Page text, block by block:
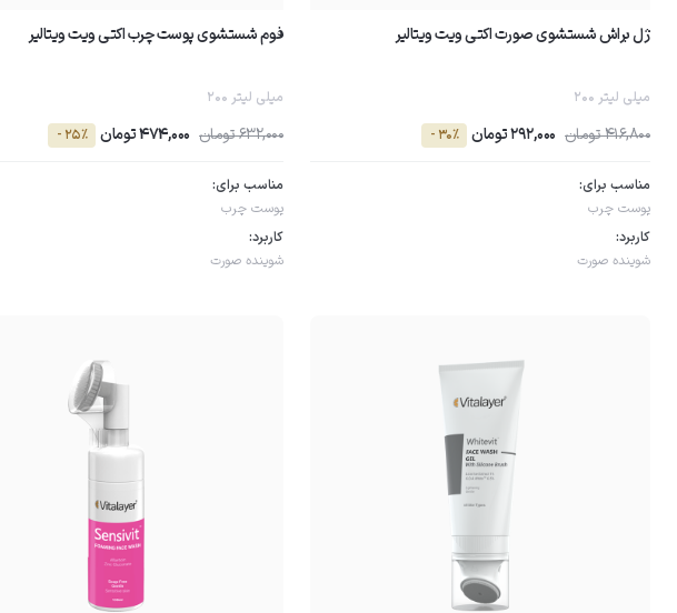
ژل براش شستشوى صورت اکتی ویت ویتالیر
200 میلی لیتر
416,800 تومان 292,000 تومان - 30٪
مناسب برای:
پوست چرب
کاربرد:
شوینده صورت
فوم شستشوی پوست چرب اکتی ویت ویتالیر
200 میلی لیتر
632,000 تومان 474,000 تومان - 25٪
مناسب برای:
پوست چرب
کاربرد:
شوینده صورت